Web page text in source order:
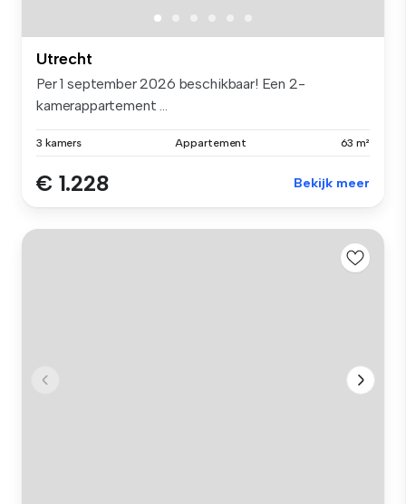
Utrecht
Per 1 september 2026 beschikbaar! Een 2-
kamerappartement ...
3 kamers Appartement 63 m²
€ 1.228 Bekijk meer